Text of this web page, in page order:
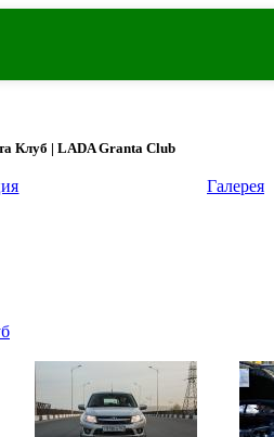
Клуб | LADA Granta Club
Галерея